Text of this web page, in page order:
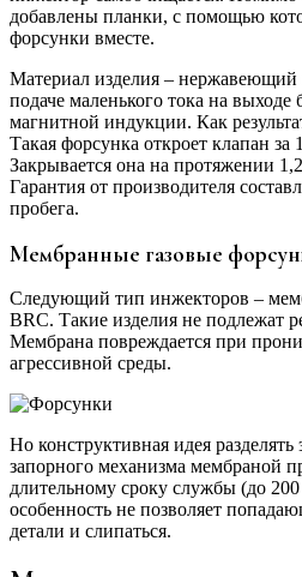
добавлены планки, с помощью
форсунки вместе.
Материал изделия – нержавеющий
подаче маленького тока на выходе
магнитной индукции. Как
Такая форсунка откроет клапан за
Закрывается она на протяжении
Гарантия от производителя
пробега.
Мембранные газовые
Следующий тип инжекторов –
BRC. Такие изделия не подлежат
Мембрана повреждается при
агрессивной среды.
Но конструктивная идея
запорного механизма мембраной
длительному сроку службы (до
особенность не позволяет
детали и слипаться.